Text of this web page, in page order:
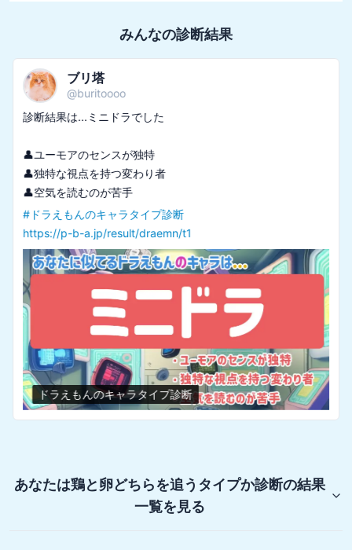
みんなの診断結果
ブリ塔
@buritoooo
診断結果は...ミニドラでした
👤ユーモアのセンスが独特
👤独特な視点を持つ変わり者
👤空気を読むのが苦手
#ドラえもんのキャラタイプ診断
https://p-b-a.jp/result/draemn/t1
ドラえもんのキャラタイプ診断
あなたは鶏と卵どちらを追うタイプか診断の結果
一覧を見る